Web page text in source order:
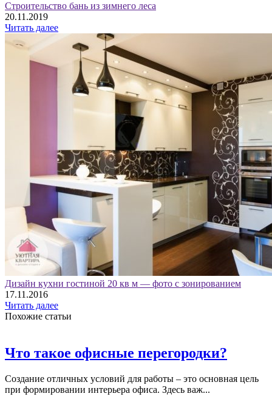
Строительство бань из зимнего леса
20.11.2019
Читать далее
Дизайн кухни гостиной 20 кв м — фото с зонированием
17.11.2016
Читать далее
Похожие статьи
Что такое офисные перегородки?
Создание отличных условий для работы – это основная цель
при формировании интерьера офиса. Здесь важ...